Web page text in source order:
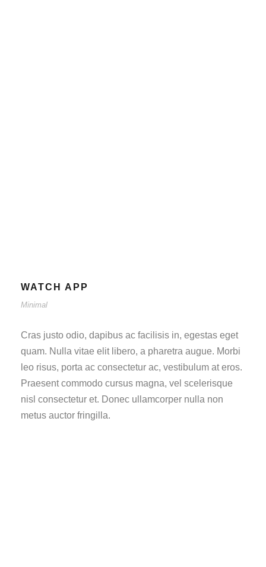
WATCH APP
Minimal
Cras justo odio, dapibus ac facilisis in, egestas eget
quam. Nulla vitae elit libero, a pharetra augue. Morbi
leo risus, porta ac consectetur ac, vestibulum at eros.
Praesent commodo cursus magna, vel scelerisque
nisl consectetur et. Donec ullamcorper nulla non
metus auctor fringilla.